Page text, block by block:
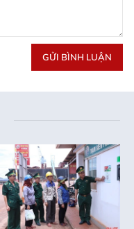
GỬI BÌNH LUẬN